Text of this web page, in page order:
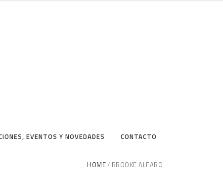
EVENTOS Y NOVEDADES CONTACTO
HOME BROOKE ALFARO